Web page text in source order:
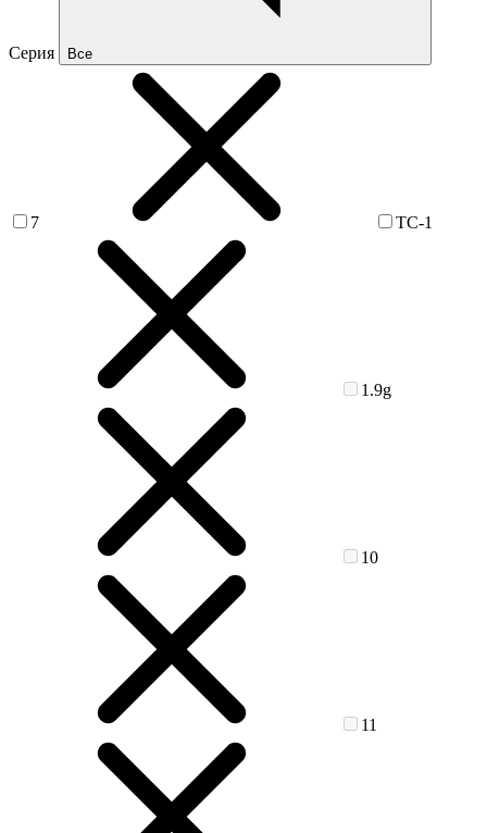
Серия Все
7 TC-1
1.9g
10
11